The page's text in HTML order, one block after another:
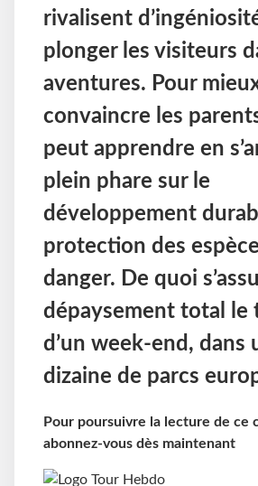
rivalisent
plonger les visiteurs
aventures. Pour
convaincre les
peut apprendre en
plein phare sur le
développement
protection des
danger. De quoi
dépaysement total le
d’un week-end, dans
dizaine de parcs
Pour poursuivre la lecture de ce
abonnez-vous dès maintenant